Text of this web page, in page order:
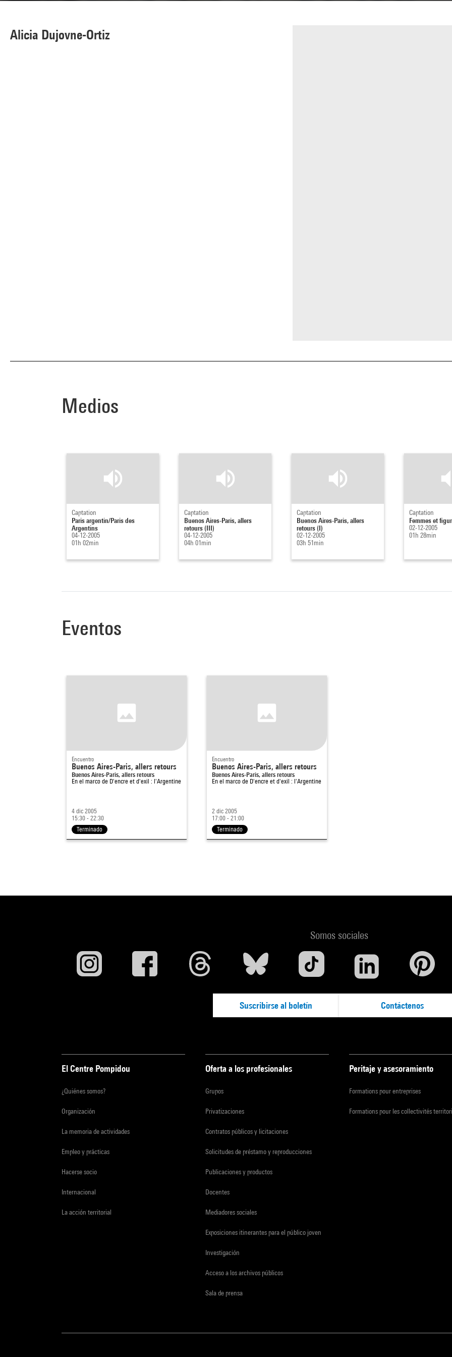
Alicia Dujovne-Ortiz
Medios
Captation
Paris argentin/Paris des
Argentins
04-12-2005
01h 02min
Captation
Buenos Aires-Paris, allers
retours (III)
04-12-2005
04h 01min
Captation
Buenos Aires-Paris, allers
retours (I)
02-12-2005
03h 51min
Captation
Femmes et
02-12-2005
01h 28min
Eventos
Encuentro
Buenos Aires-Paris, allers retours
Buenos Aires-Paris, allers retours
En el marco de D'encre et d'exil : l'Argentine
4 dic 2005
15:30 - 22:30
Terminado
Encuentro
Buenos Aires-Paris, allers retours
Buenos Aires-Paris, allers retours
En el marco de D'encre et d'exil : l'Argentine
2 dic 2005
17:00 - 21:00
Terminado
Somos sociales
Suscribirse al boletín Contáctenos
El Centre Pompidou
¿Quiénes somos?
Organización
La memoria de actividades
Empleo y prácticas
Hacerse socio
Internacional
La acción territorial
Oferta a los profesionales
Grupos
Privatizaciones
Contratos públicos y licitaciones
Solicitudes de préstamo y reproducciones
Publicaciones y productos
Docentes
Mediadores sociales
Exposiciones itinerantes para el público joven
Investigación
Acceso a los archivos públicos
Sala de prensa
Peritaje y asesoramiento
Formations pour entreprises
Formations pour les collectivités